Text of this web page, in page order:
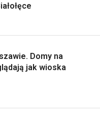
Domy na
jak wioska